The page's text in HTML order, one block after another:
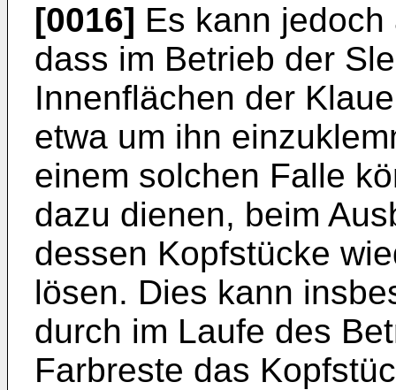
[0016] Es kann
dass im Betrieb der
Innenflächen der
etwa um ihn
einem solchen Falle
dazu dienen, beim
dessen Kopfstücke
lösen. Dies kann
durch im Laufe des
Farbreste das